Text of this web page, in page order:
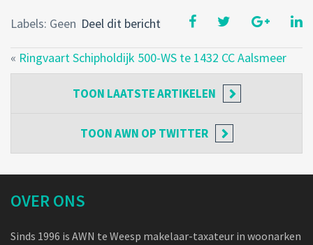
Deel dit bericht
Labels: Geen
« Ringvaart Schipholdijk 500-WS te 1432 CC Aalsmeer
TOON LAATSTE ARTIKELEN
TOONAWN OP TWITTER
OVER ONS
Sinds 1996 is AWN te Weesp makelaar-taxateur in woonarken